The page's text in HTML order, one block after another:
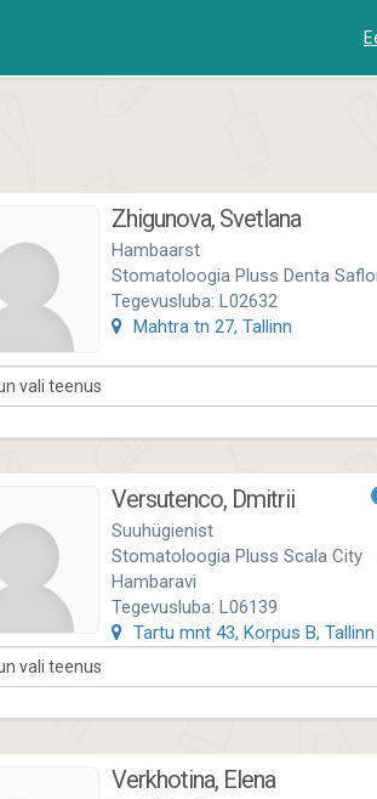
Zhigunova, Svetlana
Hambaarst
Stomatoloogia Pluss Denta
Tegevusluba: L02632
Mahtra tn 27, Tallinn
Versutenco, Dmitrii
Suuhügienist
Stomatoloogia Pluss Scala City
Hambaravi
Tegevusluba: L06139
Tartu mnt 43, Korpus B, Tallinn
Verkhotina, Elena